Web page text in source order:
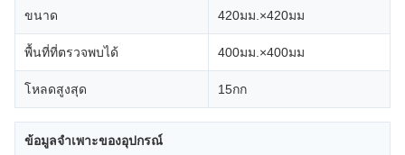
ขนาด 420มม.×420มม
พื้นที่ที่ตรวจพบได้ 400มม.×400มม
โหลดสูงสุด 15กก
ข้อมูลจำเพาะของอุปกรณ์